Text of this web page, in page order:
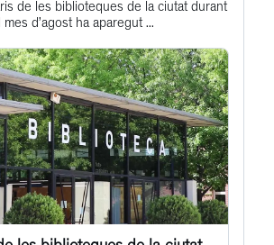
this
post
de les biblioteques de la ciutat durant
mes d’agost ha aparegut ...